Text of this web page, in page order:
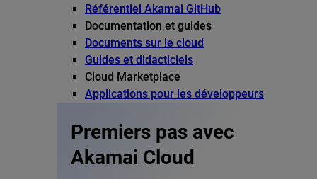
Référentiel Akamai GitHub
Documentation et guides
Documents sur le cloud
Guides et didacticiels
Cloud Marketplace
Applications pour les développeurs
Premiers pas avec
Akamai Cloud